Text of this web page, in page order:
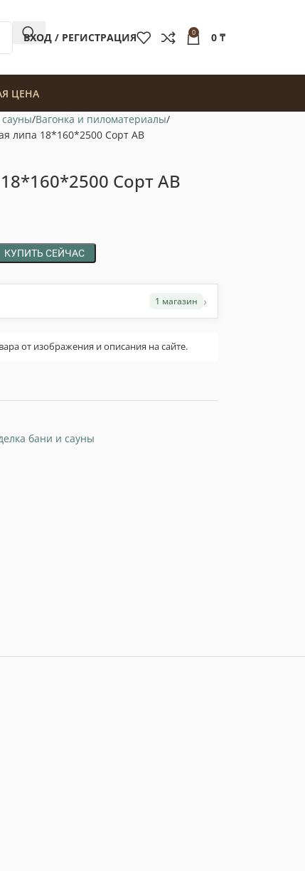
ВХОД / РЕГИСТРАЦИЯ 0 0 ₸
ЦЕНА
Вагонка и пиломатериалы
липа 18*160*2500 Сорт АВ
Сорт АВ
КУПИТЬ СЕЙЧАС
1 магазин ›
от изображения и описания на сайте.
бани и сауны